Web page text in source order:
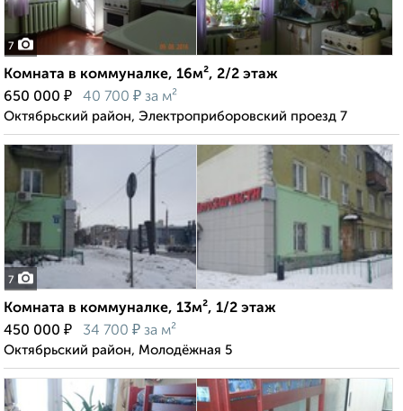
7
Комната в коммуналке, 16м², 2/2 этаж
650 000 ₽ 40 700 ₽ за м²
Октябрьский район, Электроприборовский проезд 7
7
Комната в коммуналке, 13м², 1/2 этаж
450 000 ₽ 34 700 ₽ за м²
Октябрьский район, Молодёжная 5